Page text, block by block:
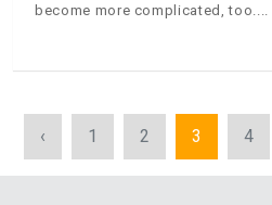
become more complicated, too.
‹ 1 2 3 4